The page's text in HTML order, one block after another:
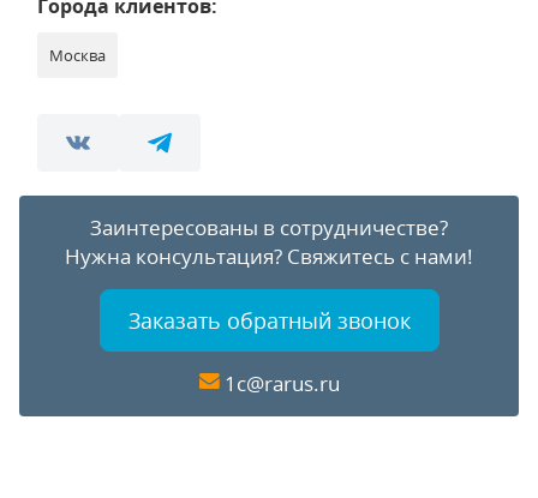
Города клиентов:
Москва
Заинтересованы в сотрудничестве?
Нужна консультация? Свяжитесь с нами!
Заказать обратный звонок
1c@rarus.ru